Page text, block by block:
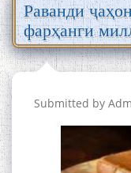
Раванди
фарҳанги
Submitted by
БА